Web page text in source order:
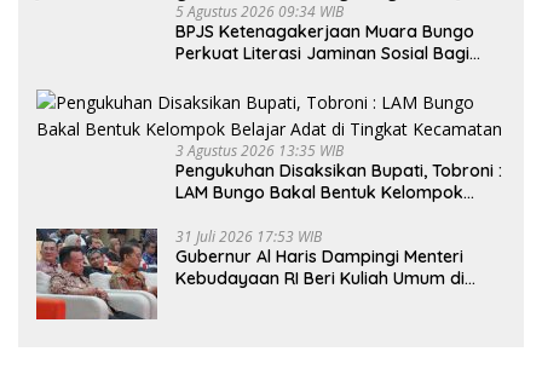
5 Agustus 2026 09:34 WIB
BPJS Ketenagakerjaan Muara Bungo
Perkuat Literasi Jaminan Sosial Bagi
3 Agustus 2026 13:35 WIB
Pengukuhan Disaksikan Bupati, Tobroni :
LAM Bungo Bakal Bentuk Kelompok
31 Juli 2026 17:53 WIB
Gubernur Al Haris Dampingi Menteri
Kebudayaan RI Beri Kuliah Umum di